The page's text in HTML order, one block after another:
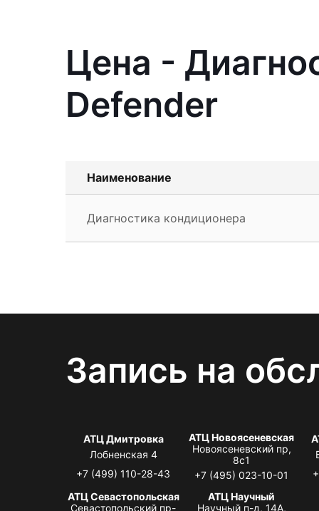
Цена -
Defender
Наименование
Диагностика кондиционера
Запись на
АТЦ Дмитровка
Лобненская 4
+7 (499) 110-28-43
АТЦ Новоясеневская
Новоясеневский пр,
8с1
+7 (495) 023-10-01
АТЦ Севастопольская
Севастопольский пр-
АТЦ Научный
Научный п-д, 14А,